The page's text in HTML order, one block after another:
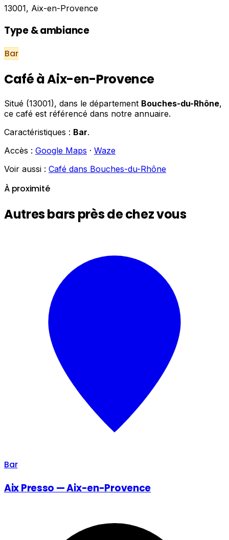
13001, Aix-en-Provence
Type & ambiance
Bar
Café à Aix-en-Provence
Situé (13001), dans le département Bouches-du-Rhône,
ce café est référencé dans notre annuaire.
Caractéristiques : Bar.
Accès : Google Maps · Waze
Voir aussi : Café dans Bouches-du-Rhône
À proximité
Autres bars près de chez vous
Bar
Aix Presso — Aix-en-Provence